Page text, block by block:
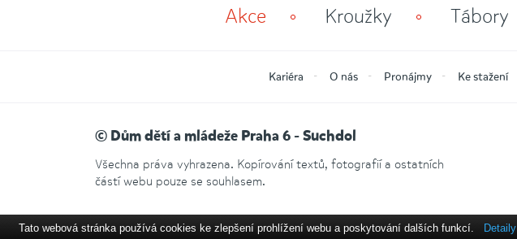
Akce Kroužky Tábory
Kariéra O nás Pronájmy Ke stažení
© Dům dětí a mládeže Praha 6 - Suchdol
Všechna práva vyhrazena. Kopírování textů, fotografií a ostatních
částí webu pouze se souhlasem.
Tato webová stránka používá cookies ke zlepšení prohlížení webu a poskytování dalších funkcí. Detaily